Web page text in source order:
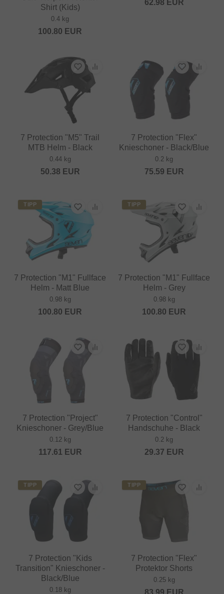
Shirt (Kids)
0.4 kg
100.80 EUR
62.98 EUR
7 Protection "M5" Trail
MTB Helm - Black
0.44 kg
50.38 EUR
7 Protection "Flex"
Knieschoner - Black/Blue
0.2 kg
75.59 EUR
TIPP
7 Protection "M1" Fullface
Helm - Matt Blue
0.98 kg
100.80 EUR
TIPP
7 Protection "M1" Fullface
Helm - Grey
0.98 kg
100.80 EUR
7 Protection "Project"
Knieschoner - Grey/Blue
0.12 kg
117.61 EUR
7 Protection "Control"
Handschuhe - Black
0.2 kg
29.37 EUR
TIPP
7 Protection "Kids
Transition" Knieschoner -
Black/Blue
0.18 kg
TIPP
7 Protection "Flex"
Protektor Shorts
0.25 kg
83.99 EUR